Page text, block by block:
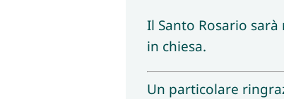
Il Santo Rosario
in chiesa.
Un particolare